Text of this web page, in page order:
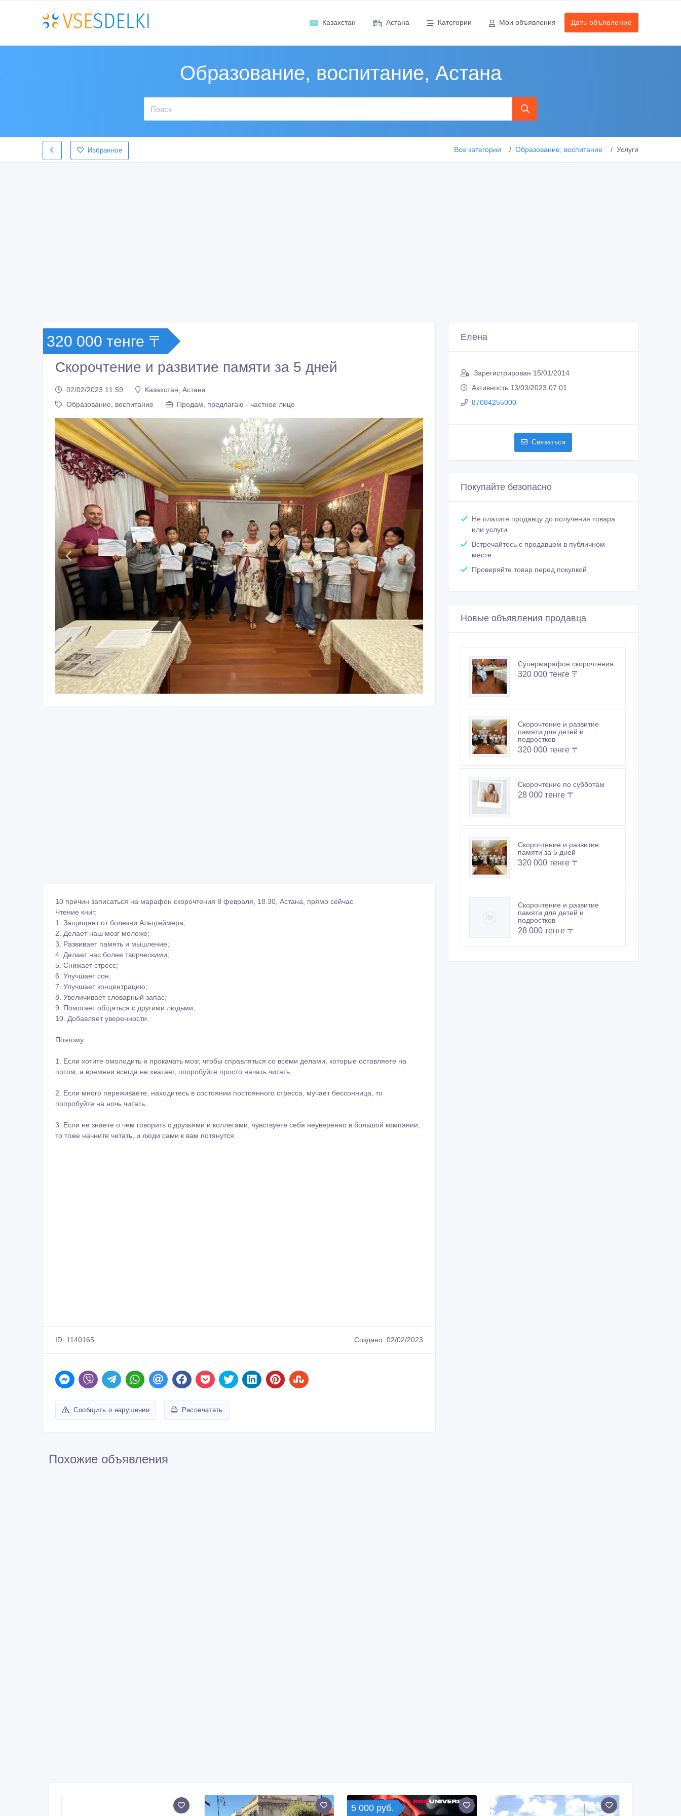
Казахстан Астана Категории Мои объявления Дать объявление
Образование, воспитание, Астана
Избранное Все категории Образование, воспитание Услуги
320 000 тенге 〒
Скорочтение и развитие памяти за 5 дней
02/02/2023 11:59
Казахстан, Астана
Образование, воспитание
Продам, предлагаю - частное лицо
10 причин записаться на марафон скорочтения 8 февраля, 18.30, Астана, прямо сейчас
Чтение книг:
1. Защищает от болезни Альцгеймера;
2. Делает наш мозг моложе;
3. Развивает память и мышление;
4. Делает нас более творческими;
5. Снижает стресс;
6. Улучшает сон;
7. Улучшает концентрацию;
8. Увеличивает словарный запас;
9. Помогает общаться с другими людьми;
10. Добавляет уверенности.
Поэтому...
1. Если хотите омолодить и прокачать мозг, чтобы справляться со всеми делами, которые оставляете на
потом, а времени всегда не хватает, попробуйте просто начать читать.
2. Если много переживаете, находитесь в состоянии постоянного стресса, мучает бессонница, то
попробуйте на ночь читать.
3. Если не знаете о чем говорить с друзьями и коллегами, чувствуете себя неуверенно в большой компании,
то тоже начните читать, и люди сами к вам потянутся.
ID: 1140165 Создано: 02/02/2023
Сообщить о нарушении Распечатать
Елена
Зарегистрирован 15/01/2014
Активность 13/03/2023 07:01
87084255000
Связаться
Покупайте безопасно
Не платите продавцу до получения товара
или услуги
Встречайтесь с продавцом в публичном
месте
Проверяйте товар перед покупкой
Новые объявления продавца
Супермарафон скорочтения
320 000 тенге 〒
Скорочтение и развитие
памяти для детей и
подростков
320 000 тенге 〒
Скорочтение по субботам
28 000 тенге 〒
Скорочтение и развитие
памяти за 5 дней
320 000 тенге 〒
Скорочтение и развитие
памяти для детей и
подростков
28 000 тенге 〒
Похожие объявления
5 000 руб.